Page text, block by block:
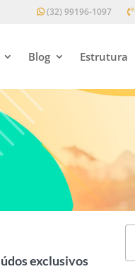
(32) 99196-1097
Blog Estrutura
exclusivos